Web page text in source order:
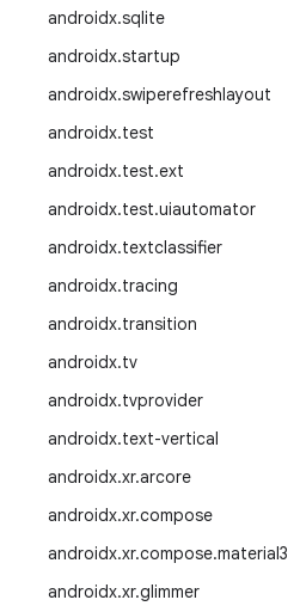
androidx.sqlite
androidx.startup
androidx.swiperefreshlayout
androidx.test
androidx.test.ext
androidx.test.uiautomator
androidx.textclassifier
androidx.tracing
androidx.transition
androidx.tv
androidx.tvprovider
androidx.text-vertical
androidx.xr.arcore
androidx.xr.compose
androidx.xr.compose.material3
androidx.xr.glimmer